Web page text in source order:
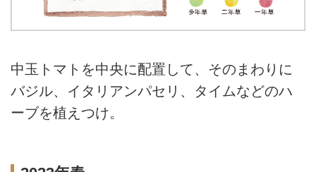
中玉トマトを中央に配置して、そのまわりに
バジル、イタリアンパセリ、タイムなどのハ
ーブを植えつけ。